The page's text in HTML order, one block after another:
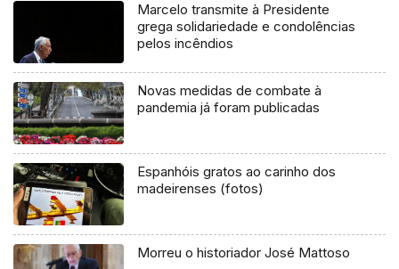
Marcelo transmite à Presidente
grega solidariedade e condolências
pelos incêndios
Novas medidas de combate à
pandemia já foram publicadas
Espanhóis gratos ao carinho dos
madeirenses (fotos)
Morreu o historiador José Mattoso